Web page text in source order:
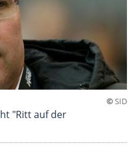
©SID
"Ritt auf der